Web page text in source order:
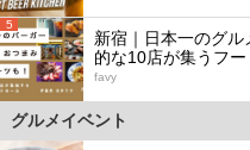
5
新宿｜日本一のグ
的な10店が集うフー
favy
グルメイベント